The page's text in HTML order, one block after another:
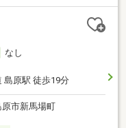
なし
島原駅 徒歩19分
市新馬場町